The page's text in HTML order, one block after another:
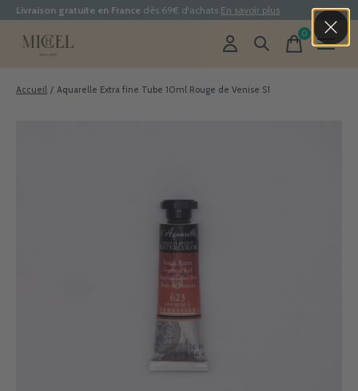
Livraison gratuite en France dès 69€ d'achats En savoir plus
0items
Accueil / Aquarelle Extra fine Tube 10ml Rouge de Venise S1